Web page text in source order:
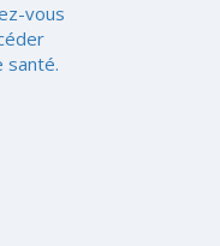
vous
santé.